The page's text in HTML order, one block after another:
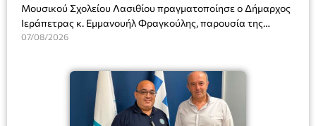
Μουσικού Σχολείου Λασιθίου πραγματοποίησε ο Δήμαρχος
Ιεράπετρας κ. Εμμανουήλ Φραγκούλης, παρουσία της
Διευθύντριας του σχολείου κας Μαριάννας Χαΐτα.
07/08/2026